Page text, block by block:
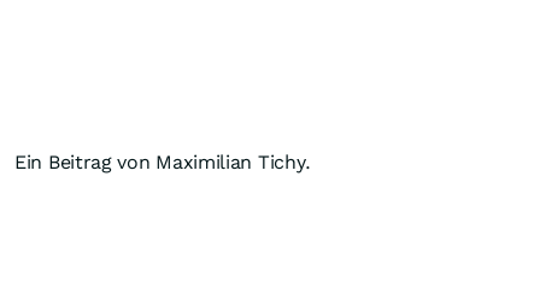
Ein Beitrag von Maximilian Tichy.